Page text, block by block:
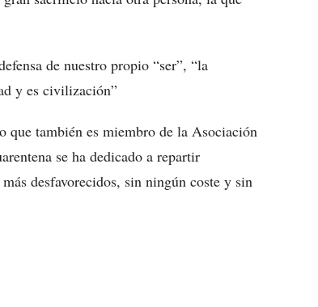
de nuestro propio “ser”, “la
y es civilización”
también es miembro de la Asociación
se ha dedicado a repartir
desfavorecidos, sin ningún coste y sin